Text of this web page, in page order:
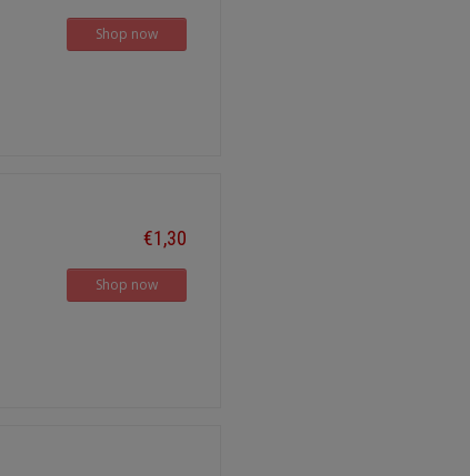
Shop now
€1,30
Shop now